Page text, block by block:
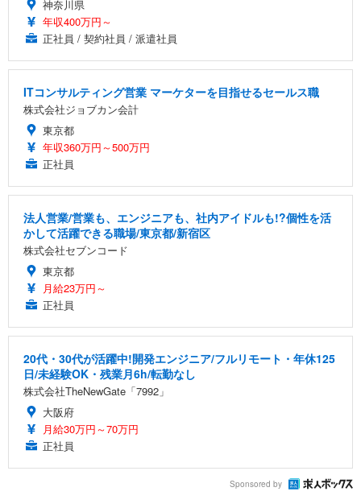
神奈川県
年収400万円～
正社員 / 契約社員 / 派遣社員
ITコンサルティング営業 マーケターを目指せるセールス職
株式会社ジョブカン会計
東京都
年収360万円～500万円
正社員
法人営業/営業も、エンジニアも、社内アイドルも!?個性を活
かして活躍できる職場/東京都/新宿区
株式会社セブンコード
東京都
月給23万円～
正社員
20代・30代が活躍中!開発エンジニア/フルリモート・年休125
日/未経験OK・残業月6h/転勤なし
株式会社TheNewGate「7992」
大阪府
月給30万円～70万円
正社員
Sponsored by